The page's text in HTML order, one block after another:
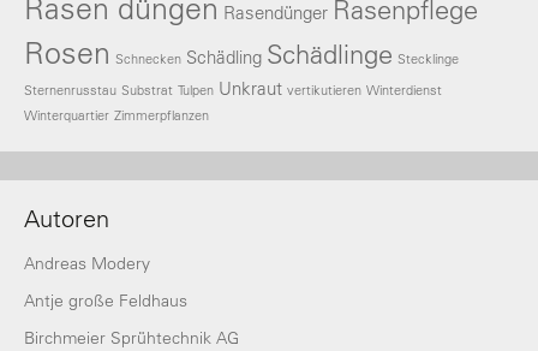
Rasen düngen Rasendünger Rasenpflege
Rosen Schnecken Schädling Schädlinge Stecklinge
Sternenrusstau Substrat Tulpen Unkraut vertikutieren Winterdienst
Winterquartier Zimmerpflanzen
Autoren
Andreas Modery
Antje große Feldhaus
Birchmeier Sprühtechnik AG